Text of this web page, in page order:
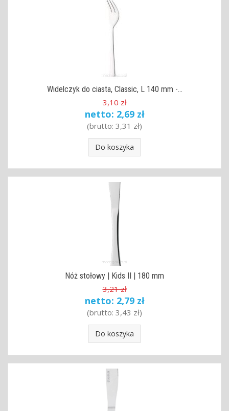
Widelczyk do ciasta, Classic, L 140 mm -...
3,10 zł
netto: 2,69 zł
(brutto: 3,31 zł)
Do koszyka
Nóż stołowy | Kids II | 180 mm
3,21 zł
netto: 2,79 zł
(brutto: 3,43 zł)
Do koszyka